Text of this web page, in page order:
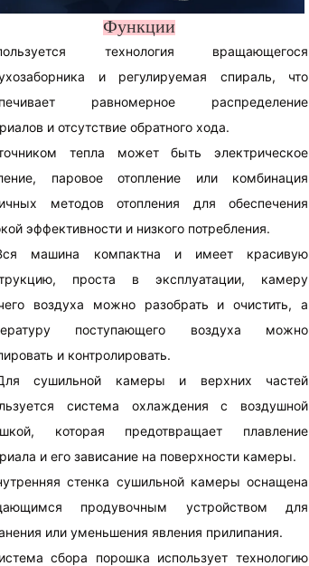
Функции
технология вращающегося
и регулируемая спираль, что
равномерное распределение
и отсутствие обратного хода.
тепла может быть электрическое
паровое отопление или комбинация
методов отопления для обеспечения
эффективности и низкого потребления.
машина компактна и имеет красивую
проста в эксплуатации, камеру
воздуха можно разобрать и очистить, а
поступающего воздуха можно
и контролировать.
сушильной камеры и верхних частей
система охлаждения с воздушной
которая предотвращает плавление
и его зависание на поверхности камеры.
стенка сушильной камеры оснащена
продувочным устройством для
или уменьшения явления прилипания.
сбора порошка использует технологию